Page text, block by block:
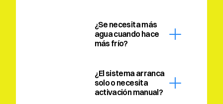
¿Se necesita más
agua cuando hace
más frío?
¿El sistema arranca
solo o necesita
activación manual?